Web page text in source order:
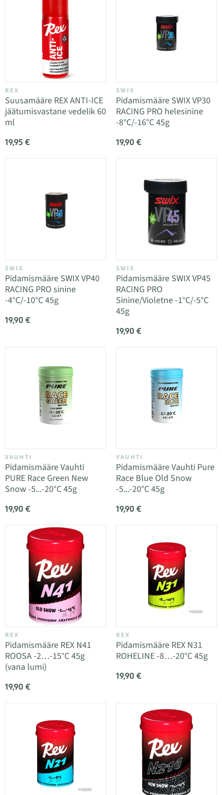
REX
Suusamääre REX ANTI-ICE
jäätumisvastane vedelik 60
ml
19,95 €
SWIX
Pidamismääre SWIX VP30
RACING PRO helesinine
-8°C/-16°C 45g
19,90 €
SWIX
Pidamismääre SWIX VP40
RACING PRO sinine
-4°C/-10°C 45g
19,90 €
SWIX
Pidamismääre SWIX VP45
RACING PRO
Sinine/Violetne -1°C/-5°C
45g
19,90 €
VAUHTI
Pidamismääre Vauhti
PURE Race Green New
Snow -5...-20°C 45g
19,90 €
VAUHTI
Pidamismääre Vauhti Pure
Race Blue Old Snow
-5...-20°C 45g
19,90 €
REX
Pidamismääre REX N41
ROOSA -2…-15°C 45g
(vana lumi)
19,90 €
REX
Pidamismääre REX N31
ROHELINE -8…-20°C 45g
19,90 €